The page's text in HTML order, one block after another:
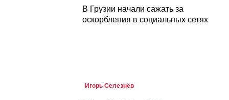
В Грузии начали сажать за
оскорбления в социальных сетях
Игорь Селезнёв